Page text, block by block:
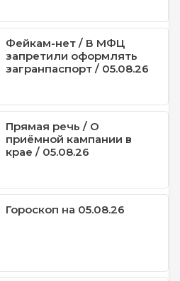
Фейкам-нет / В МФЦ
запретили оформлять
загранпаспорт / 05.08.26
Прямая речь / О
приёмной кампании в
крае / 05.08.26
Гороскоп на 05.08.26